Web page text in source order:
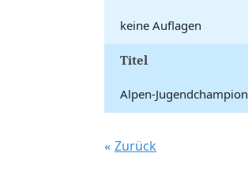
keine Auflagen
Titel
Alpen-Jugendchampion
Zurück